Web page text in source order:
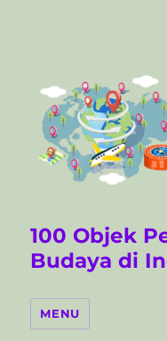
100 Objek
Budaya di
MENU